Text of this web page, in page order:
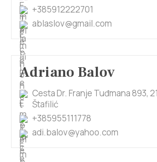
+385912222701
ablaslov@gmail.com
Adriano Balov
Cesta Dr. Franje Tuđmana 893,
Štafilić
+385955111778
adi.balov@yahoo.com